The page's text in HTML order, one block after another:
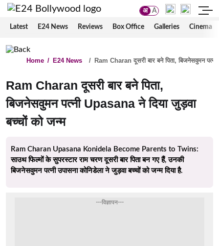
अ A
Latest E24 News Reviews Box Office Galleries Cinema
Home / E24 News / Ram Charan दूसरी बार बने पिता, बिजनेसवुमन
Ram Charan दूसरी बार बने पिता,
बिजनेसवुमन पत्नी Upasana ने दिया जुड़वा
बच्चों को जन्म
Ram Charan Upasana Konidela Become Parents to Twins:
साउथ फिल्मों के सुपरस्टार राम चरण दूसरी बार पिता बन गए हैं, उनकी
बिजनेसवुमन पत्नी उपासना कोनिडेला ने जुड़वा बच्चों को जन्म दिया है.
---विज्ञापन---